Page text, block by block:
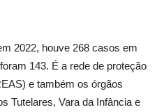
2022, houve 268 casos em
143. É a rede de proteção
e também os órgãos
Tutelares, Vara da Infância e